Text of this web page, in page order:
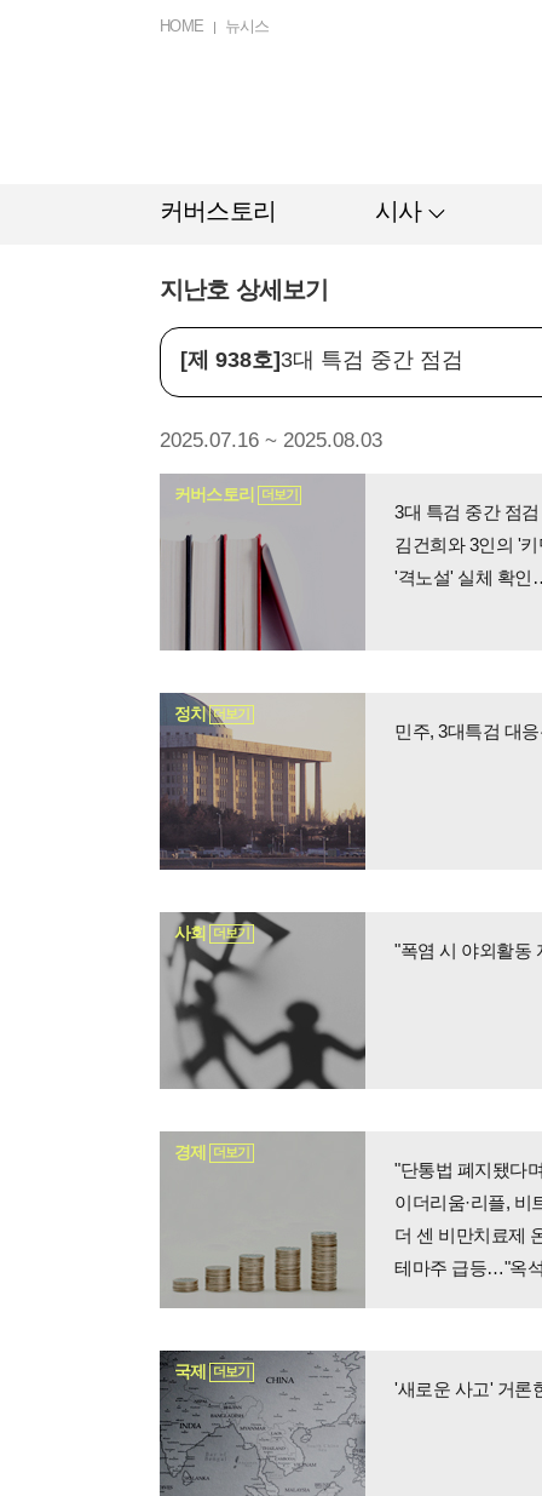
HOME 뉴시스
커버스토리 시사
지난호 상세보기
[제 938호] 3대 특검 중간 점검
2025.07.16 ~ 2025.08.03
커버스토리 더보기
3대 특검 중간 점검
김건희와 3인의 '
'격노설' 실체 확인
정치 더보기
민주, 3대특검 대
사회 더보기
"폭염 시 야외활동
경제 더보기
"단통법 폐지됐다
이더리움·리플,
더 센 비만치료제
테마주 급등…"옥
국제 더보기
'새로운 사고' 거론